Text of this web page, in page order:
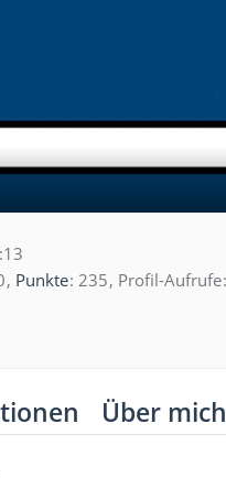
Punkte 235 Profil-Aufrufe
Über mich